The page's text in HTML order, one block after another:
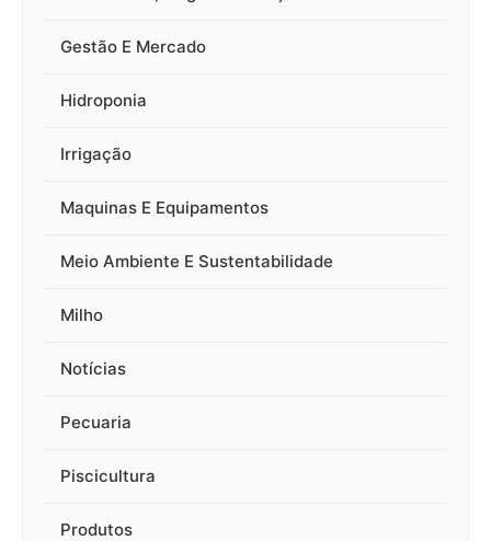
Gestão E Mercado
Hidroponia
Irrigação
Maquinas E Equipamentos
Meio Ambiente E Sustentabilidade
Milho
Notícias
Pecuaria
Piscicultura
Produtos